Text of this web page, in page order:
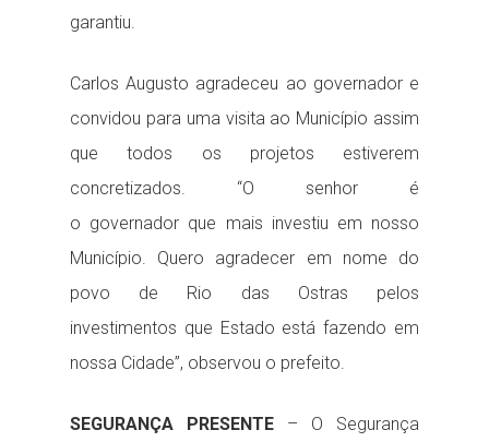
garantiu.
Carlos Augusto agradeceu ao governador e
convidou para uma visita ao Município assim
que todos os projetos estiverem
concretizados. “O senhor é
o governador que mais investiu em nosso
Município. Quero agradecer em nome do
povo de Rio das Ostras pelos
investimentos que Estado está fazendo em
nossa Cidade”, observou o prefeito.
SEGURANÇA PRESENTE – O Segurança